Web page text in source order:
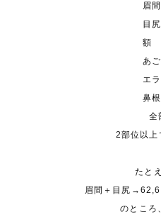
眉
目
額
あ
エ
鼻
全
2部位以上
たと
眉間＋目尻
のところ